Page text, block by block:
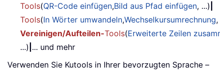
Tools(QR-Code einfügen,Bild aus Pfad einfügen, ...)
Tools(In Wörter umwandeln,Wechselkursumrechnung
Vereinigen/Aufteilen-Tools(Erweiterte Zeilen
...) ... und mehr
Verwenden Sie Kutools in Ihrer bevorzugten Sprache –